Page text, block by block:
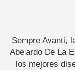
Sempre Avanti,
Abelardo De La
los mejores